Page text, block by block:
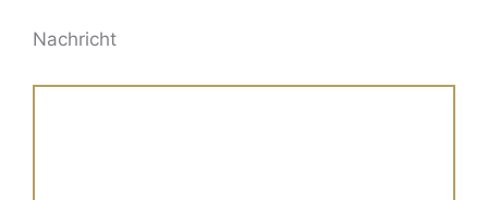
BITTE LASSE DIESES FELD LEER.
Nachricht